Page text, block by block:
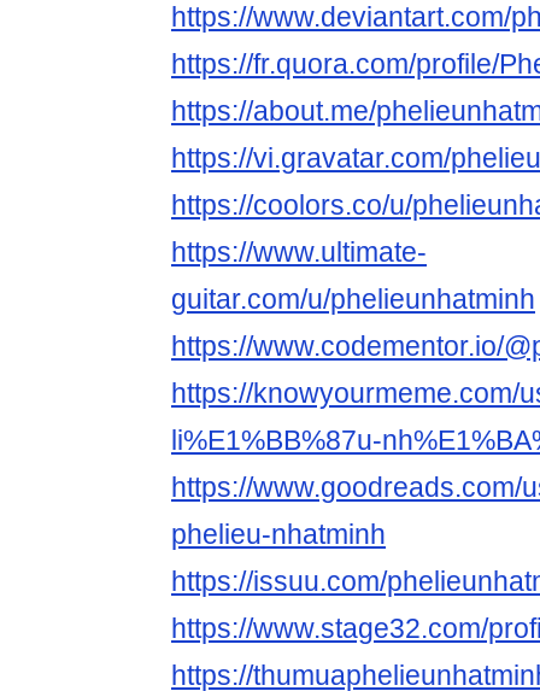
https://www.deviantart.com/
https://fr.quora.com/profile/
https://about.me/
https://vi.gravatar.com/
https://coolors.co/u/
https://www.ultimate-
guitar.com/u/phelieunhatminh
https://www.codementor.io/
https://knowyourmeme.com/
li%E1%BB%87u-
https://www.goodreads.com/
phelieu-nhatminh
https://issuu.com/
https://www.stage32.com/
https://